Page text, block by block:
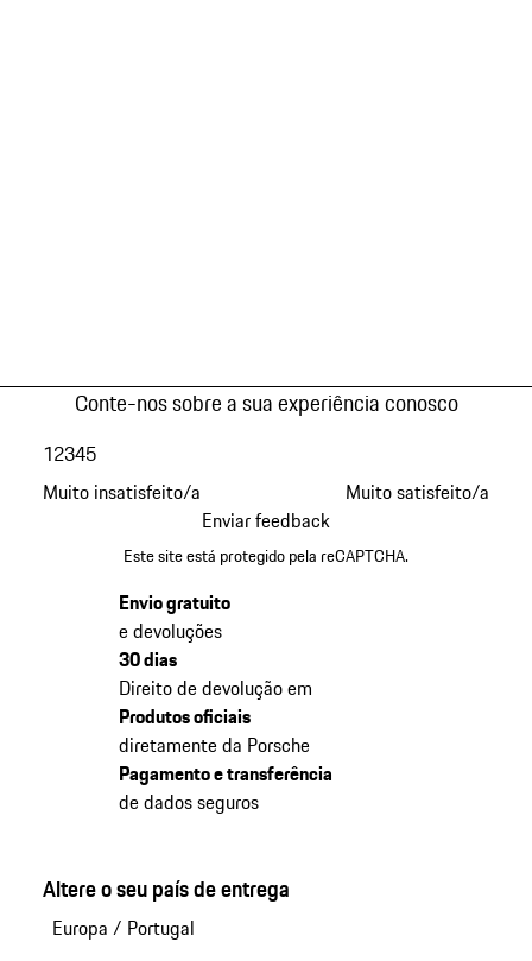
Conte-nos sobre a sua experiência conosco
Muito insatisfeito/a
12345
Muito satisfeito/a
Enviar feedback
Este site está protegido pela reCAPTCHA.
Envio gratuito
e devoluções
30 dias
Direito de devolução em
Produtos oficiais
diretamente da Porsche
Pagamento e transferência
de dados seguros
Altere o seu país de entrega
Europa / Portugal